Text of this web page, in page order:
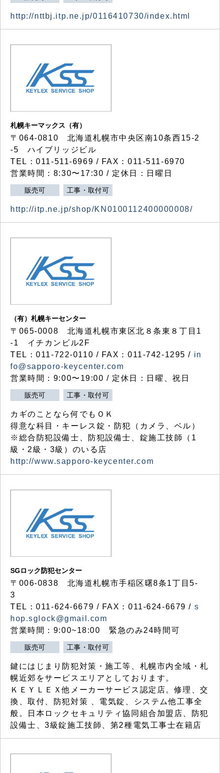
http://nttbj.itp.ne.jp/0116410730/index.html
札幌キーマックス（有）
〒064-0810 北海道札幌市中央区南10条西15-2
-5 ハイブリッジビル
TEL：011-511-6969 / FAX：011-511-6970
営業時間：8:30〜17:30 / 定休日：日曜日
販売可 工事・取付可
http://itp.ne.jp/shop/KN0100112400000008/
（有）札幌キーセンター
〒065-0008 北海道札幌市東区北８条東８丁目1
-1 イチカンビル2F
TEL：011-722-0110 / FAX：011-742-1295 / in
fo@sapporo-keycenter.com
営業時間：9:00〜19:00 / 定休日：日曜、祝日
販売可 工事・取付可
カギのことなら何でもＯＫ
得意な科目・キーレス錠・防犯（カメラ、ベル）
※総合防犯設備士、防犯設備士、錠施工技師（1
級・2級・3級）のいる店
http://www.sapporo-keycenter.com
SGロック防犯センター
〒006-0838 北海道札幌市手稲区曙8条1丁目5-
3
TEL：011-624-6679 / FAX：011-624-6679 / s
hop.sglock@gmail.com
営業時間：9:00~18:00 緊急のみ24時間可
販売可 工事・取付可
鍵にはじまり防犯対策・施工等、札幌市内全域・札
幌近郊をサービスエリアとしております。
ＫＥＹＬＥＸ他メーカーサービス認定店。修理、交
換、取付、防犯対策 、電気錠、システム他工事全
般。日本ロックセキュリティ協同組合加盟店、防犯
設備士、3級錠施工技師、第2種電気工事士在籍店